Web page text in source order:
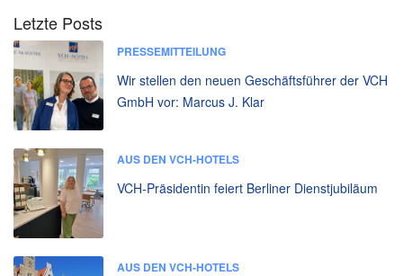
Letzte Posts
PRESSEMITTEILUNG
Wir stellen den neuen Geschäftsführer der VCH
GmbH vor: Marcus J. Klar
AUS DEN VCH-HOTELS
VCH-Präsidentin feiert Berliner Dienstjubiläum
AUS DEN VCH-HOTELS